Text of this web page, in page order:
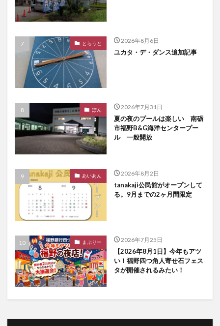
とらうと 2026年8月6日
ユカタ・デ・ダンス追加記事
ぽん 2026年7月31日
夏の夜のプールは楽しい 南砺
市福野B&G海洋センタープー
ル 一般開放
あいあん 2026年8月2日
tanakaji公民館がオープンして
る。9月までの2ヶ月間限定
まぶりー 2026年7月25日
【2026年8月1日】今年もアツ
い！福野四つ角人寄せ石フェス
タが開催されるみたい！